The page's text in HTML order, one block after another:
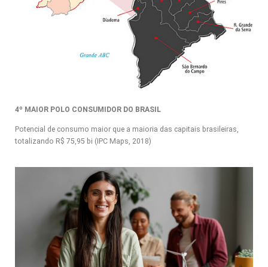
4º MAIOR POLO CONSUMIDOR DO BRASIL
Potencial de consumo maior que a maioria das capitais brasileiras,
totalizando R$ 75,95 bi (IPC Maps, 2018)